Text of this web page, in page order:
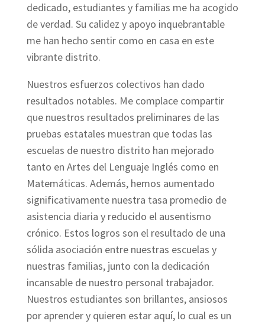
dedicado, estudiantes y familias me ha acogido
de verdad. Su calidez y apoyo inquebrantable
me han hecho sentir como en casa en este
vibrante distrito.
Nuestros esfuerzos colectivos han dado
resultados notables. Me complace compartir
que nuestros resultados preliminares de las
pruebas estatales muestran que todas las
escuelas de nuestro distrito han mejorado
tanto en Artes del Lenguaje Inglés como en
Matemáticas. Además, hemos aumentado
significativamente nuestra tasa promedio de
asistencia diaria y reducido el ausentismo
crónico. Estos logros son el resultado de una
sólida asociación entre nuestras escuelas y
nuestras familias, junto con la dedicación
incansable de nuestro personal trabajador.
Nuestros estudiantes son brillantes, ansiosos
por aprender y quieren estar aquí, lo cual es un